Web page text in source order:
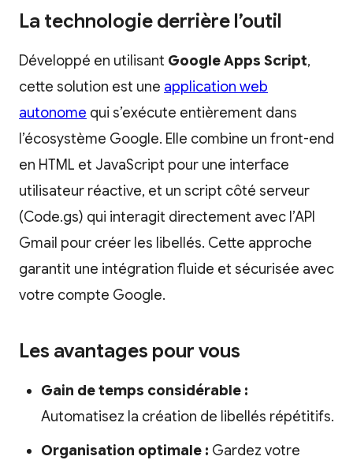
La technologie derrière l’outil
Développé en utilisant Google Apps Script,
cette solution est une application web
autonome qui s’exécute entièrement dans
l’écosystème Google. Elle combine un front-end
en HTML et JavaScript pour une interface
utilisateur réactive, et un script côté serveur
(Code.gs) qui interagit directement avec l’API
Gmail pour créer les libellés. Cette approche
garantit une intégration fluide et sécurisée avec
votre compte Google.
Les avantages pour vous
Gain de temps considérable :
Automatisez la création de libellés répétitifs.
Organisation optimale : Gardez votre